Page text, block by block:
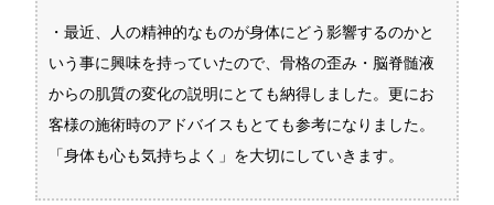
・最近、人の精神的なものが身体にどう影響するのかと
いう事に興味を持っていたので、骨格の歪み・脳脊髄液
からの肌質の変化の説明にとても納得しました。更にお
客様の施術時のアドバイスもとても参考になりました。
「身体も心も気持ちよく」を大切にしていきます。